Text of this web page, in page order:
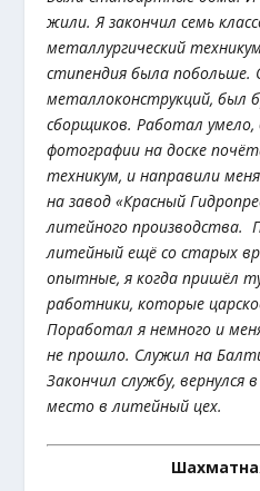
жили. Я закончил семь
металлургический
стипендия была
металлоконструкций, был
сборщиков. Работал умело,
фотографии на доске
техникум, и направили
на завод «Красный
литейного производства.
литейный ещё со старых
опытные, я когда пришёл
работники, которые
Поработал я немного и
не прошло. Служил на
Закончил службу, вернулся
место в литейный цех.